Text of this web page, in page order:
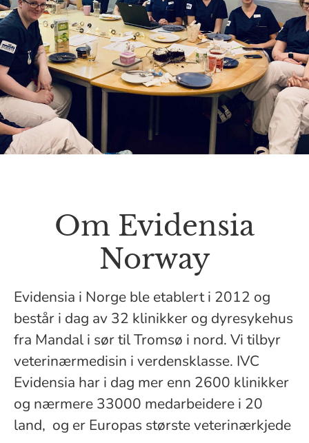
Om Evidensia
Norway
Evidensia i Norge ble etablert i 2012 og
består i dag av 32 klinikker og dyresykehus
fra Mandal i sør til Tromsø i nord. Vi tilbyr
veterinærmedisin i verdensklasse. IVC
Evidensia har i dag mer enn 2600 klinikker
og nærmere 33000 medarbeidere i 20
land, og er Europas største veterinærkjede